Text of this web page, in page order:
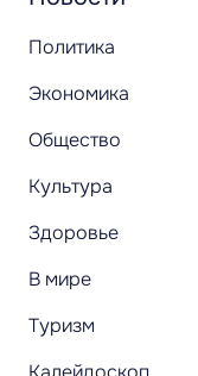
Политика
Экономика
Общество
Культура
Здоровье
В мире
Туризм